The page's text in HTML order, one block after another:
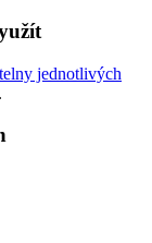
jednotlivých